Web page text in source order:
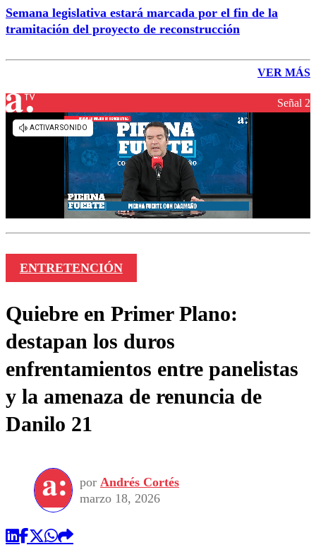
Semana legislativa estará marcada por el fin de la
tramitación del proyecto de reconstrucción
VER MÁS
Señal 2
ENTRETENCIÓN
Quiebre en Primer Plano:
destapan los duros
enfrentamientos entre panelistas
y la amenaza de renuncia de
Danilo 21
por Andrés Cortés
marzo 18, 2026